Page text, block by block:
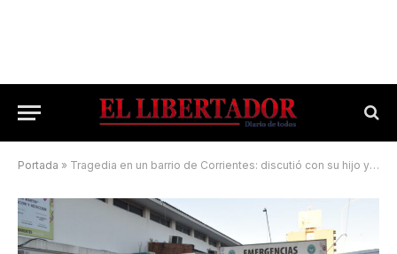
Portada » Tragedia en un barrio de Corrientes: discutió con su hijo y lo hirió de muerte